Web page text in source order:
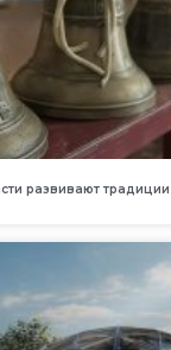
развивают